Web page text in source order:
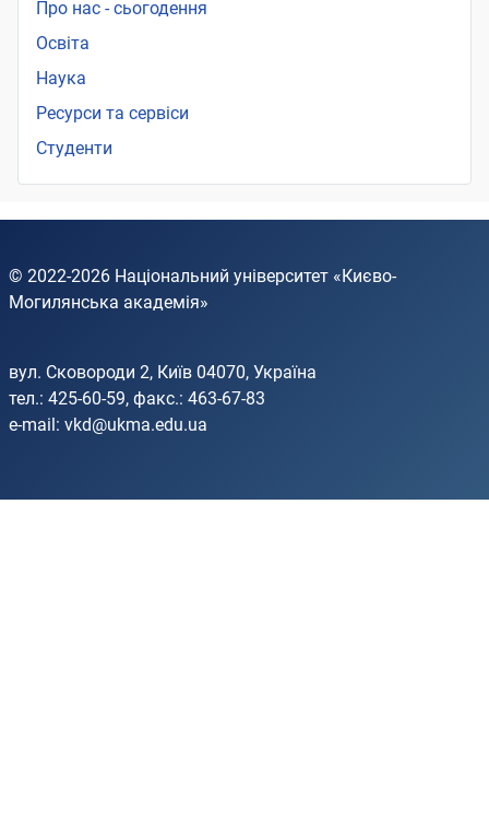
Про нас - сьогодення
Освіта
Наука
Ресурси та сервіси
Студенти
© 2022-2026 Національний університет «Києво-
Могилянська академія»
вул. Сковороди 2, Київ 04070, Україна
тел.: 425-60-59, факс.: 463-67-83
e-mail: vkd@ukma.edu.ua